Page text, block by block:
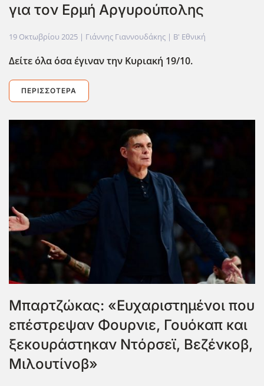
για τον Ερμή Αργυρούπολης
19 Οκτωβρίου 2025 | Γιάννης Γιαννουδάκης | Β' Εθνική
Δείτε όλα όσα έγιναν την Κυριακή 19/10.
ΠΕΡΙΣΣΌΤΕΡΑ
Μπαρτζώκας: «Ευχαριστημένοι που
επέστρεψαν Φουρνιε, Γουόκαπ και
ξεκουράστηκαν Ντόρσεϊ, Βεζένκοβ,
Μιλουτίνοβ»